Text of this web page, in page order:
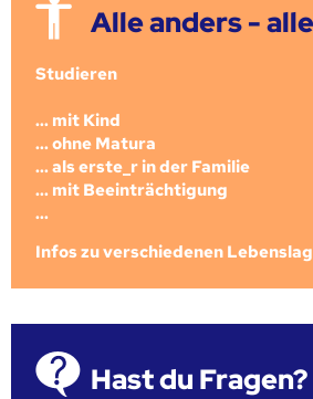
Alle anders -
Studieren
... mit Kind
... ohne Matura
... als erste_r in der Familie
... mit Beeinträchtigung
...
Infos zu verschiedenen
Hast du Fragen?